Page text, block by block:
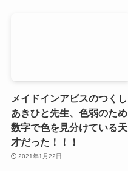
メイドインアビスのつくし
あきひと先生、色弱のため
数字で色を見分けている天
才だった！！！
2021年1月22日